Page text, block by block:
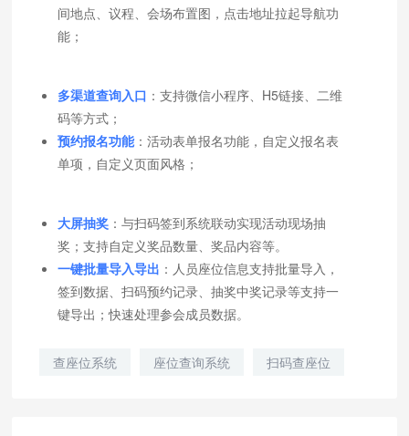
间地点、议程、会场布置图，点击地址拉起导航功
能；
多渠道查询入口 ：支持微信小程序、H5链接、二维
码等方式；
预约报名功能：活动表单报名功能，自定义报名表
单项，自定义页面风格；
大屏抽奖 ：与扫码签到系统联动实现活动现场抽
奖；支持自定义奖品数量、奖品内容等。
一键批量导入导出 ：人员座位信息支持批量导入，
签到数据、扫码预约记录、抽奖中奖记录等支持一
键导出；快速处理参会成员数据。
查座位系统 座位查询系统 扫码查座位